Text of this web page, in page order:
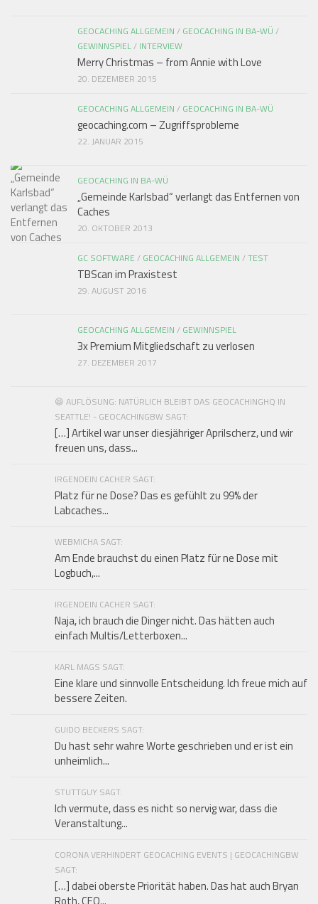
GEOCACHING ALLGEMEIN / GEOCACHING IN BA-WÜ /
GEWINNSPIEL/ INTERVIEW
Merry Christmas – from Annie with Love
20. DEZEMBER 2015
GEOCACHING ALLGEMEIN / GEOCACHING IN BA-WÜ
geocaching.com – Zugriffsprobleme
22. JANUAR 2015
GEOCACHING IN BA-WÜ
„Gemeinde Karlsbad“ verlangt das Entfernen von
Caches
20. OKTOBER 2013
GC SOFTWARE / GEOCACHING ALLGEMEIN /TEST
TBScan im Praxistest
29. AUGUST 2016
GEOCACHING ALLGEMEIN / GEWINNSPIEL
3x Premium Mitgliedschaft zu verlosen
27. DEZEMBER 2017
😄 AUFLÖSUNG: NATÜRLICH BLEIBT DAS GEOCACHINGHQ IN
SEATTLE! - GEOCACHINGBW SAGT:
[…] Artikel war unser diesjähriger Aprilscherz, und wir
freuen uns, dass...
IRGENDEIN CACHER SAGT:
Platz für ne Dose? Das es gefühlt zu 99% der
Labcaches...
WEBMICHA SAGT:
Am Ende brauchst du einen Platz für ne Dose mit
Logbuch,...
IRGENDEIN CACHER SAGT:
Naja, ich brauch die Dinger nicht. Das hätten auch
einfach Multis/Letterboxen...
KARL MAGS SAGT:
Eine klare und sinnvolle Entscheidung. Ich freue mich auf
bessere Zeiten.
GUIDO BECKERS SAGT:
Du hast sehr wahre Worte geschrieben und er ist ein
unheimlich...
STUTTGUY SAGT:
Ich vermute, dass es nicht so nervig war, dass die
Veranstaltung...
CORONA VERHINDERT GEOCACHING EVENTS | GEOCACHINGBW
SAGT:
[…] dabei oberste Priorität haben. Das hat auch Bryan